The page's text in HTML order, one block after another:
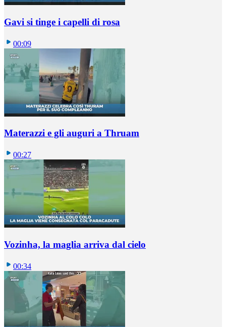
Gavi si tinge i capelli di rosa
00:09
Materazzi e gli auguri a Thruam
00:27
Vozinha, la maglia arriva dal cielo
00:34